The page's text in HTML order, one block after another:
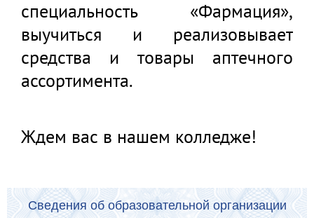
специальность «Фармация»,
выучиться и реализовывает
средства и товары аптечного
ассортимента.
Ждем вас в нашем колледже!
Сведения об образовательной организации